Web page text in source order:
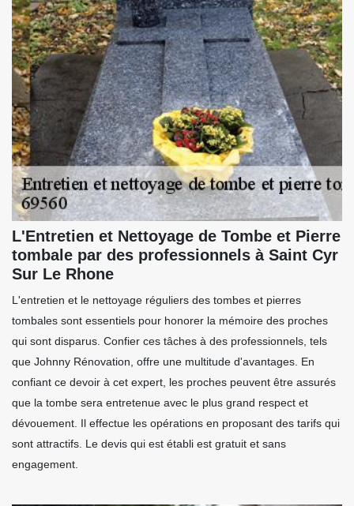
L'Entretien et Nettoyage de Tombe et Pierre
tombale par des professionnels à Saint Cyr
Sur Le Rhone
L'entretien et le nettoyage réguliers des tombes et pierres
tombales sont essentiels pour honorer la mémoire des proches
qui sont disparus. Confier ces tâches à des professionnels, tels
que Johnny Rénovation, offre une multitude d'avantages. En
confiant ce devoir à cet expert, les proches peuvent être assurés
que la tombe sera entretenue avec le plus grand respect et
dévouement. Il effectue les opérations en proposant des tarifs qui
sont attractifs. Le devis qui est établi est gratuit et sans
engagement.